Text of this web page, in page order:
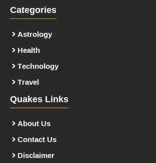
Categories
Astrology
Health
Technology
Travel
Quakes Links
About Us
Contact Us
Disclaimer